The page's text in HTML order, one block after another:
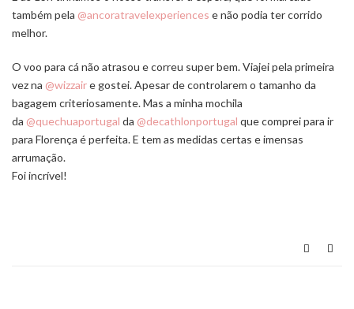
também pela @ancoratravelexperiences e não podia ter corrido
melhor.
O voo para cá não atrasou e correu super bem. Viajei pela primeira
vez na @wizzaire gostei. Apesar de controlarem o tamanho da
bagagem criteriosamente. Mas a minha mochila
da @quechuaportugal da @decathlonportugal que comprei para ir
para Florença é perfeita. E tem as medidas certas e imensas
arrumação.
Foi incrível!